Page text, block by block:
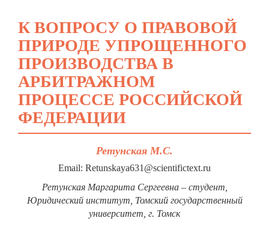
К ВОПРОСУ О ПРАВОВОЙ
ПРИРОДЕ УПРОЩЕННОГО
ПРОИЗВОДСТВА В
АРБИТРАЖНОМ
ПРОЦЕССЕ РОССИЙСКОЙ
ФЕДЕРАЦИИ
Ретунская М.С.
Email: Retunskaya631@scientifictext.ru
Ретунская Маргарита Сергеевна – студент,
Юридический институт, Томский государственный
университет, г. Томск